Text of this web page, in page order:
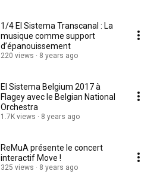
1/4 El Sistema Transcanal : La
musique comme support
d’épanouissement
220 views 8 years ago
El Sistema Belgium 2017 à
Flagey avec le Belgian National
Orchestra
1.7K views 8 years ago
ReMuA présente le concert
interactif Move !
325 views 8 years ago